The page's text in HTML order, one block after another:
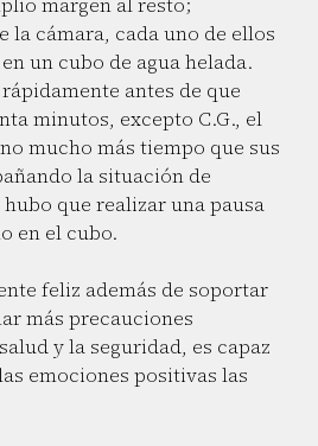
margen al resto;
la cámara, cada uno de ellos
un cubo de agua helada.
antes de que
minutos, excepto C.G., el
mucho más tiempo que sus
la situación de
hubo que realizar una pausa
en el cubo.
feliz además de soportar
más precauciones
y la seguridad, es capaz
emociones positivas las